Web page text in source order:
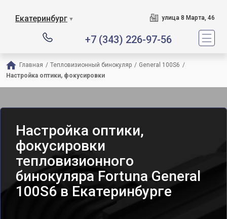
Екатеринбург ▼ улица 8 Марта, 46
+7 (343) 226-97-56
Главная / Тепловизионный бинокуляр / General 100S6 /
Настройка оптики, фокусировки
Настройка оптики,
фокусировки
тепловизионного
бинокуляра Fortuna General
100S6 в Екатеринбурге